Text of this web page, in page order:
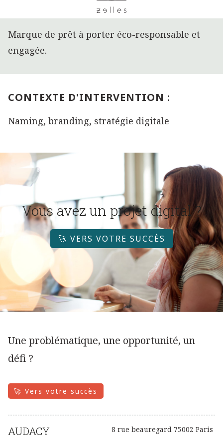
Marque de prêt à porter éco-responsable et
engagée.
CONTEXTE D'INTERVENTION :
Naming, branding, stratégie digitale
Vous avez un projet digital ?
🚀 VERS VOTRE SUCCÈS
Une problématique, une opportunité, un
défi ?
🚀 Vers votre succès
AUDACY 8 rue beauregard 75002 Paris